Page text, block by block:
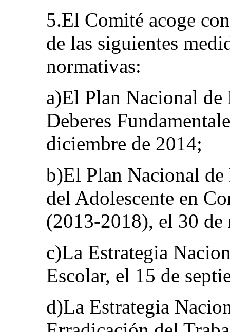
5.El Comité acoge
de las siguientes
normativas:
a)El Plan Nacional de
Deberes
diciembre de 2014;
b)El Plan Nacional
del Adolescente en
(2013-2018), el 30
c)La Estrategia
Escolar, el 15 de
d)La Estrategia